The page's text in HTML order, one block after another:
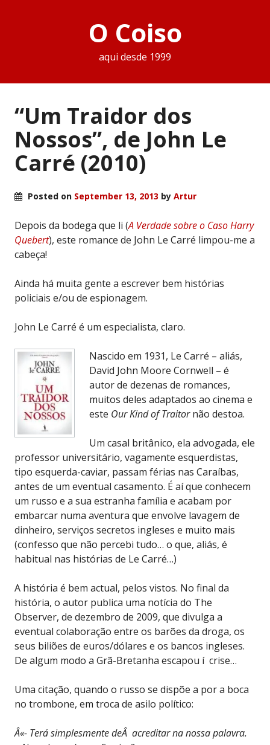
O Coiso
aqui desde 1999
“Um Traidor dos
Nossos”, de John Le
Carré (2010)
Posted on September 13, 2013 by Artur
Depois da bodega que li (A Verdade sobre o Caso Harry
Quebert), este romance de John Le Carré limpou-me a
cabeça!
Ainda há muita gente a escrever bem histórias
policiais e/ou de espionagem.
John Le Carré é um especialista, claro.
Nascido em 1931, Le Carré – aliás,
David John Moore Cornwell – é
autor de dezenas de romances,
muitos deles adaptados ao cinema e
este Our Kind of Traitornão destoa.
Um casal britânico, ela advogada, ele
professor universitário, vagamente esquerdistas,
tipo esquerda-caviar, passam férias nas Caraíbas,
antes de um eventual casamento. É aí que conhecem
um russo e a sua estranha família e acabam por
embarcar numa aventura que envolve lavagem de
dinheiro, serviços secretos ingleses e muito mais
(confesso que não percebi tudo… o que, aliás, é
habitual nas histórias de Le Carré…)
A história é bem actual, pelos vistos. No final da
história, o autor publica uma notícia do The
Observer, de dezembro de 2009, que divulga a
eventual colaboração entre os barões da droga, os
seus biliões de euros/dólares e os bancos ingleses.
De algum modo a Grã-Bretanha escapou í crise…
Uma citação, quando o russo se dispõe a por a boca
no trombone, em troca de asilo político:
Â«- Terá simplesmente deÂ acreditar na nossa palavra.